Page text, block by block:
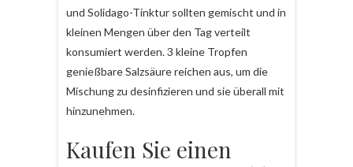
und Solidago-Tinktur sollten gemischt und in
kleinen Mengen über den Tag verteilt
konsumiert werden. 3 kleine Tropfen
genießbare Salzsäure reichen aus, um die
Mischung zu desinfizieren und sie überall mit
hinzunehmen.
Kaufen Sie einen